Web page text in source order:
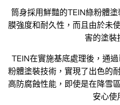
筒身採用鮮豔的TEIN綠粉體
膜強度和耐久性，而且由於未
害的塗裝
TEIN在實施基底處理後，通
粉體塗裝技術，實現了出色的
高防腐蝕性能，即使是在降雪
安心使